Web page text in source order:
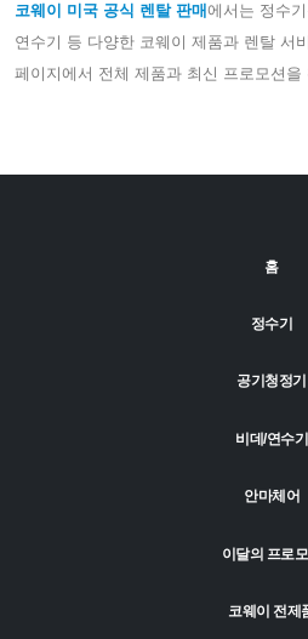
코웨이 미국 공식 렌탈 판매에서는 정수
연수기 등 다양한 코웨이 제품과 렌탈 서
페이지에서 전체 제품과 최신 프로모션을
홈
정수기
공기청정기
비데/연수기
안마체어
이달의 프로
코웨이 전제